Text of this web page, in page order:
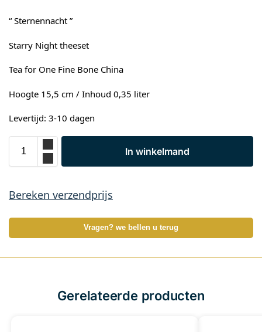
“ Sternennacht ”
Starry Night theeset
Tea for One Fine Bone China
Hoogte 15,5 cm / Inhoud 0,35 liter
Levertijd: 3-10 dagen
In winkelmand
Bereken verzendprijs
Vragen? we bellen u terug
Gerelateerde producten